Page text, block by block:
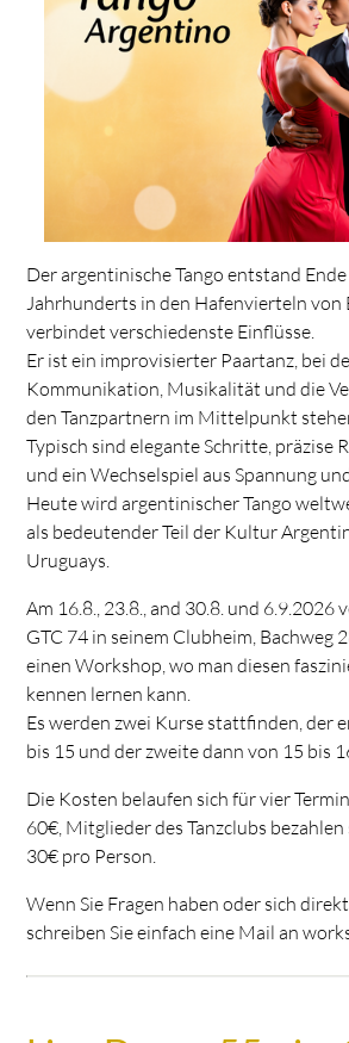
Der argentinische Tango entstand Ende
Jahrhunderts in den Hafenvierteln von
verbindet verschiedenste Einflüsse.
Er ist ein improvisierter Paartanz, bei
Kommunikation, Musikalität und die
den Tanzpartnern im Mittelpunkt
Typisch sind elegante Schritte, präzise
und ein Wechselspiel aus Spannung
Heute wird argentinischer Tango
als bedeutender Teil der Kultur
Uruguays.
Am 16.8., 23.8., and 30.8. und 6.9.2026
GTC 74 in seinem Clubheim, Bachweg
einen Workshop, wo man diesen
kennen lernen kann.
Es werden zwei Kurse stattfinden, der
bis 15 und der zweite dann von 15 bis
Die Kosten belaufen sich für vier
60€, Mitglieder des Tanzclubs
30€ pro Person.
Wenn Sie Fragen haben oder sich
schreiben Sie einfach eine Mail an